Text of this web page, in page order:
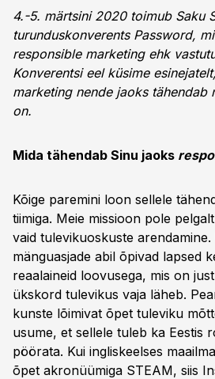
4.-5. märtsini 2020 toimub Saku
turunduskonverents Password,
responsible marketing ehk
Konverentsi eel küsime
marketing nende jaoks tähendab
on.
Mida tähendab Sinu jaoks
Kõige paremini loon sellele
tiimiga. Meie missioon pole
vaid tulevikuoskuste
mänguasjade abil õpivad lapsed
reaalaineid loovusega, mis on
ükskord tulevikus vaja läheb.
kunste lõimivat õpet tuleviku
usume, et sellele tuleb ka Eestis
pöörata. Kui ingliskeelses
õpet akronüümiga STEAM, siis